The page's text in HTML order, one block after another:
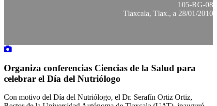
105-RG-08
Tlaxcala, Tlax., a 28/01/2010
Organiza conferencias Ciencias de la Salud para
celebrar el Día del Nutriólogo
Con motivo del Día del Nutriólogo, el Dr. Serafín Ortiz Ortiz,